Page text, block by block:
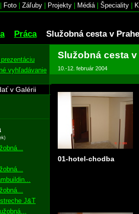
Foto Záľuby Projekty Médiá| Špeciality
Práca Služobná cesta v Prahe
vyhľadávanie
J&T
Služobná cesta v
10.-12. február 2004
01-hotel-chodba